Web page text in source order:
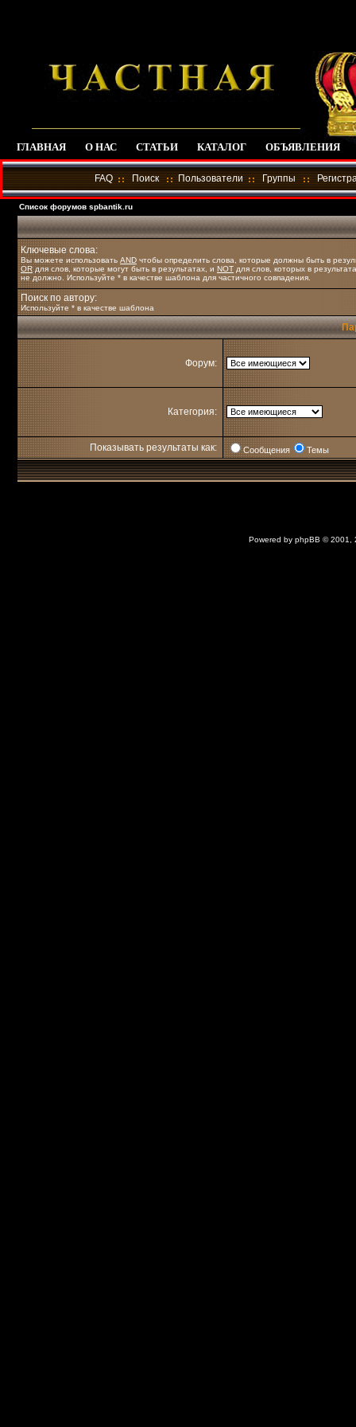
ГЛАВНАЯ О НАС СТАТЬИ КАТАЛОГ ОБЪЯВЛЕНИЯ
FAQ Поиск Пользователи Группы
Список форумов spbantik.ru
Ключевые слова:
Вы можете использовать AND чтобы определить слова, которые должны быть в
OR для слов, которые могут быть в результатах, и NOT для слов, которых в
не должно. Используйте * в качестве шаблона для частичного совпадения.
Поиск по автору:
Используйте * в качестве шаблона
Форум:
Категория:
Показывать результаты как: Сообщения Темы
Powered by phpBB © 2001,